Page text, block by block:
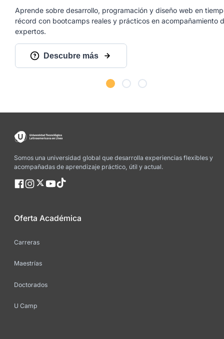
Aprende sobre desarrollo, programación y diseño web en
récord con bootcamps reales y prácticos en acompañamiento
expertos.
Descubre más
Somos una universidad global que desarrolla experiencias flexibles y
acompañadas de aprendizaje práctico, útil y actual.
Oferta Académica
Carreras
Maestrías
Doctorados
U Camp